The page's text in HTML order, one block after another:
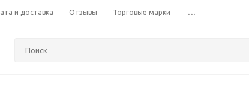
и доставка Отзывы Торговые марки ...